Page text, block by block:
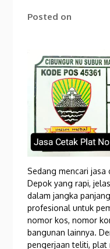
Posted on
Sedang mencari
Depok yang rapi,
dalam jangka
profesional untuk
nomor kos, nomor
bangunan lainnya.
pengerjaan teliti, plat